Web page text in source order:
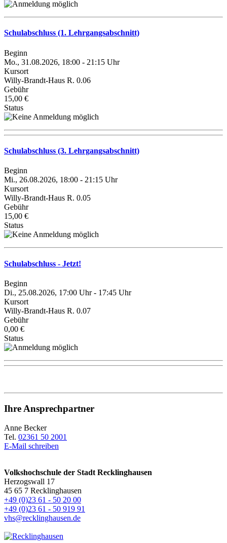
Schulabschluss (1. Lehrgangsabschnitt)
Beginn
Mo., 31.08.2026, 18:00 - 21:15 Uhr
Kursort
Willy-Brandt-Haus R. 0.06
Gebühr
15,00 €
Status
Schulabschluss (3. Lehrgangsabschnitt)
Beginn
Mi., 26.08.2026, 18:00 - 21:15 Uhr
Kursort
Willy-Brandt-Haus R. 0.05
Gebühr
15,00 €
Status
Schulabschluss - Jetzt!
Beginn
Di., 25.08.2026, 17:00 Uhr - 17:45 Uhr
Kursort
Willy-Brandt-Haus R. 0.07
Gebühr
0,00 €
Status
Ihre Ansprechpartner
Anne Becker
Tel. 02361 50 2001
E-Mail schreiben
Volkshochschule der Stadt Recklinghausen
Herzogswall 17
45 65 7 Recklinghausen
+49 (0)23 61 - 50 20 00
+49 (0)23 61 - 50 919 91
vhs@recklinghausen.de